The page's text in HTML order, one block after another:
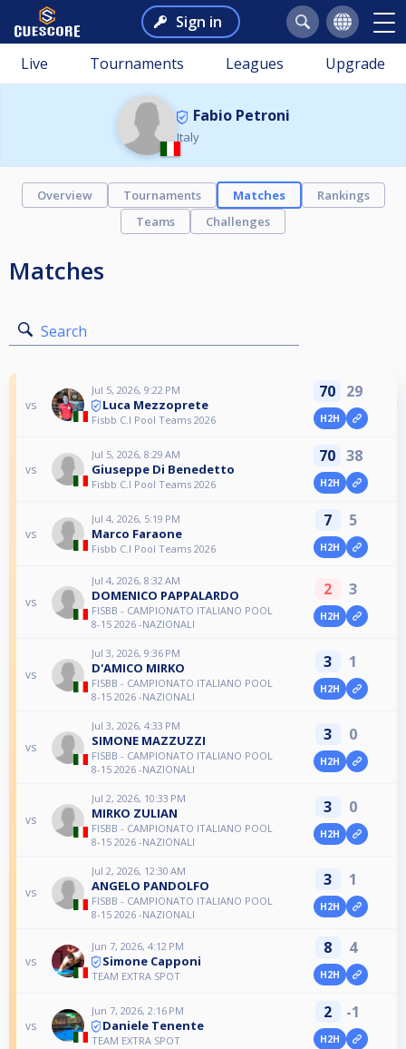
Sign in
Live Tournaments Leagues Upgrade
Fabio Petroni
Italy
Overview Tournaments Matches
Rankings
Teams
Challenges
Matches
Search
vs
Jul 5, 2026, 9:22 PM
Luca Mezzoprete
Fisbb C.I Pool Teams 2026
70 29
H2H
vs
Jul 5, 2026, 8:29 AM
Giuseppe Di Benedetto
Fisbb C.I Pool Teams 2026
70 38
H2H
vs
Jul 4, 2026, 5:19 PM
Marco Faraone
Fisbb C.I Pool Teams 2026
7 5
H2H
vs
Jul 4, 2026, 8:32 AM
DOMENICO PAPPALARDO
FISBB - CAMPIONATO ITALIANO POOL
8-15 2026 -NAZIONALI
2 3
H2H
vs
Jul 3, 2026, 9:36 PM
D'AMICO MIRKO
FISBB - CAMPIONATO ITALIANO POOL
8-15 2026 -NAZIONALI
3 1
H2H
vs
Jul 3, 2026, 4:33 PM
SIMONE MAZZUZZI
FISBB - CAMPIONATO ITALIANO POOL
8-15 2026 -NAZIONALI
3 0
H2H
vs
Jul 2, 2026, 10:33 PM
MIRKO ZULIAN
FISBB - CAMPIONATO ITALIANO POOL
8-15 2026 -NAZIONALI
3 0
H2H
vs
Jul 2, 2026, 12:30 AM
ANGELO PANDOLFO
FISBB - CAMPIONATO ITALIANO POOL
8-15 2026 -NAZIONALI
3 1
H2H
vs
Jun 7, 2026, 4:12 PM
Simone Capponi
TEAM EXTRA SPOT
8 4
H2H
vs
Jun 7, 2026, 2:16 PM
Daniele Tenente
TEAM EXTRA SPOT
2 -1
H2H